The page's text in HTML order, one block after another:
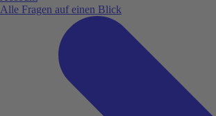
Alle Fragen auf einen Blick